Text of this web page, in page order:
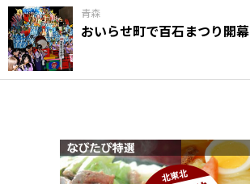
青森
おいらせ町で百石まつり開幕